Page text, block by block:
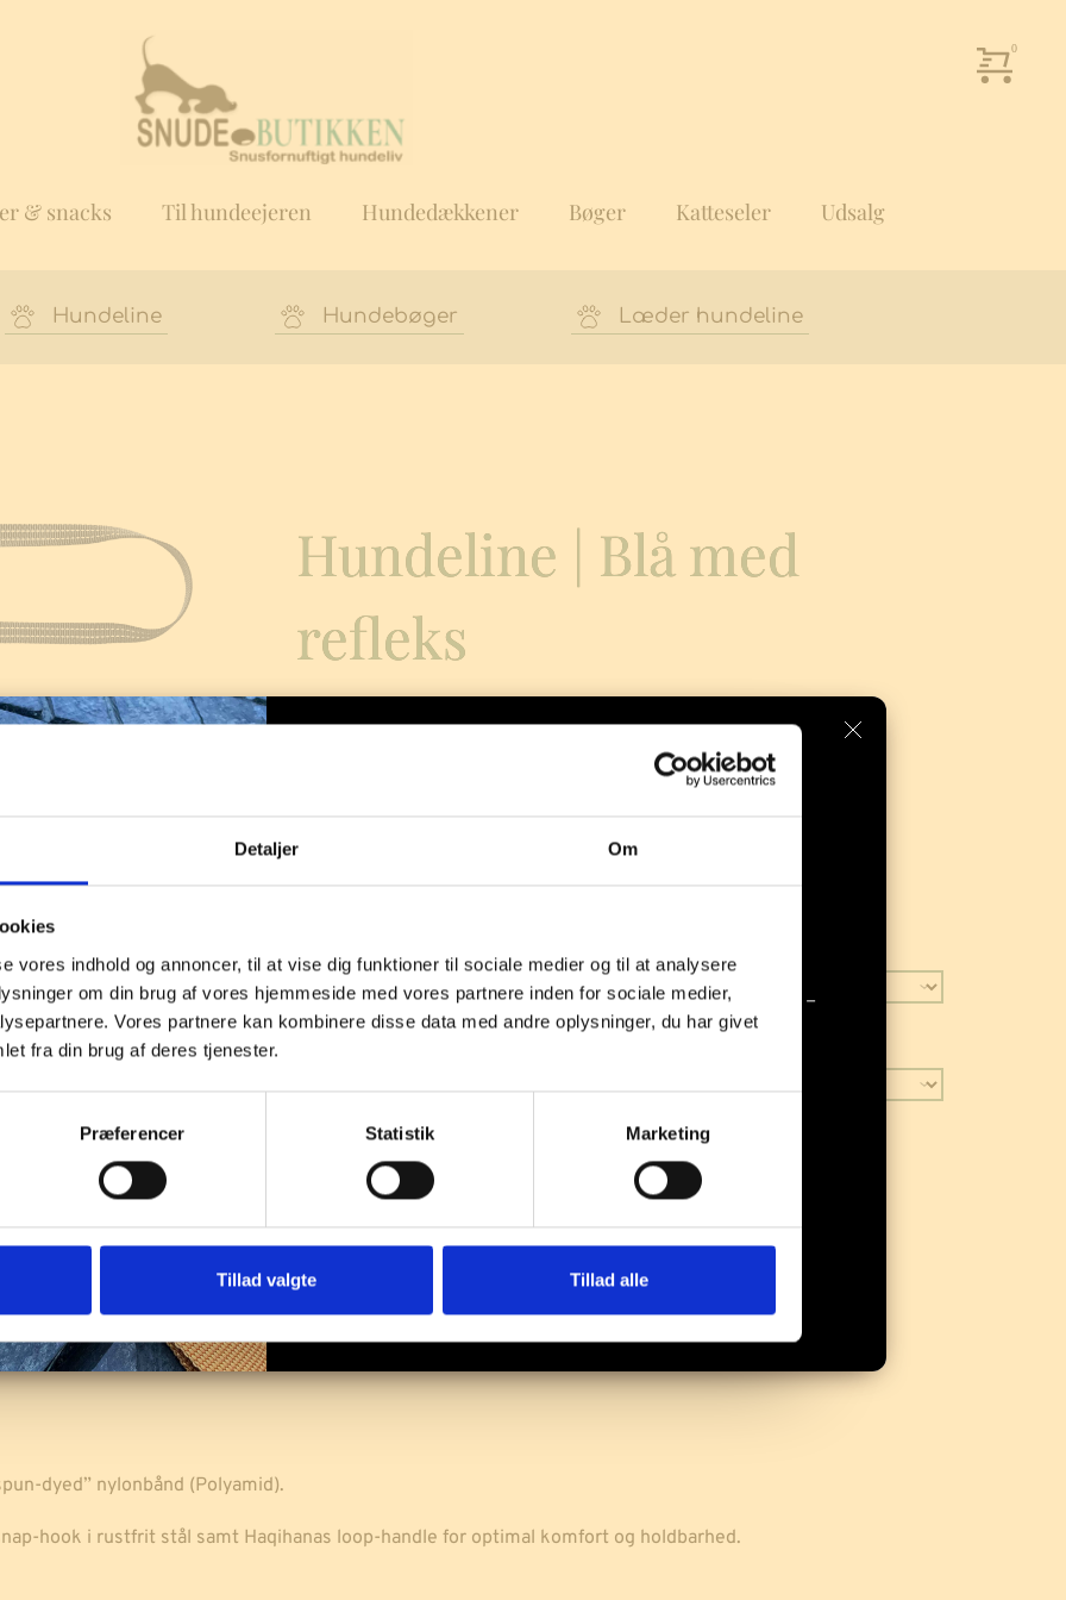
Detaljer Om
vores indhold og annoncer, til at vise dig funktioner til sociale medier og til at analysere
om din brug af vores hjemmeside med vores partnere inden for sociale medier,
Vores partnere kan kombinere disse data med andre oplysninger, du har givet
fra din brug af deres tjenester.
Præferencer Statistik Marketing
Tillad valgte Tillad alle
& snacks Til hundeejeren Hundedækkener Bøger Katteseler Udsalg
Hundeline Hundebøger Læder hundeline
Hundeline | Blå med
refleks
Nem at bruge, komfortabel og elegant: Dét er Haqihana siden 2003.
300,00kr.–365,00kr.
Længde
Hundeline
antal
dyed” nylonbånd (Polyamid).
hook i rustfrit stål samt Haqihanas loop-handle for optimal komfort og holdbarhed.
Den nye orange farve fra Haqihana er landet –